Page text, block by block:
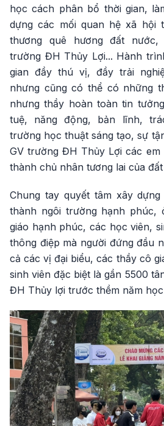
học cách phân bổ thời gian,
dựng các mối quan hệ xã hội
thương quê hương đất
trường ĐH Thủy Lợi... Hành
gian đầy thú vị, đầy trải
nhưng cũng có thể có những
nhưng thầy hoàn toàn tin
tuệ, năng động, bản lĩnh,
trường học thuật sáng tạo, sự
GV trường ĐH Thủy Lợi các
thành chủ nhân tương lai của
Chung tay quyết tâm xây
thành ngôi trường hạnh
giáo hạnh phúc, các học viên,
thông điệp mà người đứng đầu
cả các vị đại biểu, các thầy cô
sinh viên đặc biệt là gần 5500
ĐH Thủy lợi trước thềm năm học